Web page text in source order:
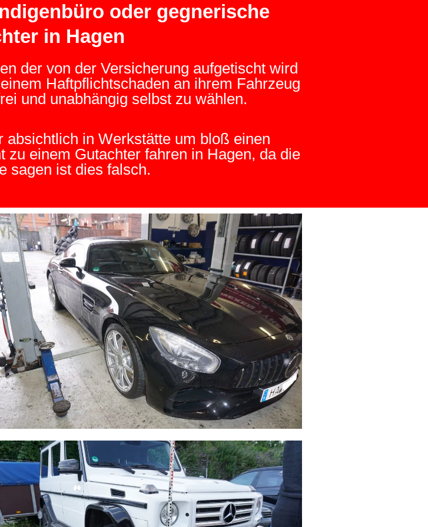
oder gegnerische
in Hagen
der von der Versicherung aufgetischt wird
Haftpflichtschaden an ihrem Fahrzeug
und unabhängig selbst zu wählen.
in Werkstätte um bloß einen
einem Gutachter fahren in Hagen, da die
sagen ist dies falsch.